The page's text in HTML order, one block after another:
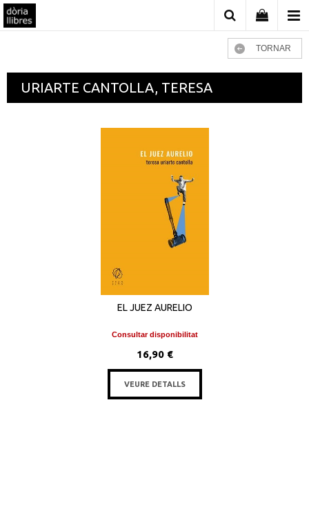
TORNAR
URIARTE CANTOLLA, TERESA
EL JUEZ AURELIO
Consultar disponibilitat
16,90 €
VEURE DETALLS